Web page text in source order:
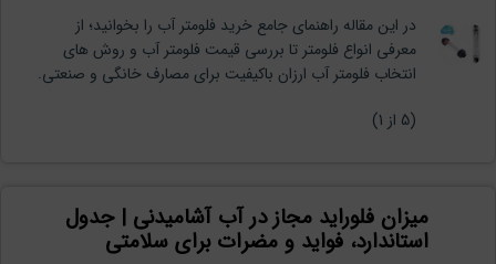
در این مقاله راهنمای جامع خرید فلومتر آب را بخوانید؛ از
معرفی انواع فلومتر تا بررسی قیمت فلومتر آب و روش های
انتخاب فلومتر آب ارزان باکیفیت برای مصارف خانگی و صنعتی.
(
5 از 1)
میزان فلوراید مجاز در آب آشامیدنی | جدول
استاندارد، فواید و مضرات برای سلامتی